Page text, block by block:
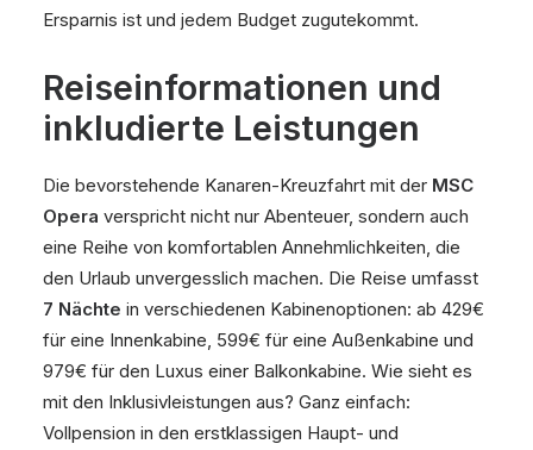
Ersparnis ist und jedem Budget zugutekommt.
Reiseinformationen und
inkludierte Leistungen
Die bevorstehende Kanaren-Kreuzfahrt mit der MSC
Opera verspricht nicht nur Abenteuer, sondern auch
eine Reihe von komfortablen Annehmlichkeiten, die
den Urlaub unvergesslich machen. Die Reise umfasst
7 Nächte in verschiedenen Kabinenoptionen: ab 429€
für eine Innenkabine, 599€ für eine Außenkabine und
979€ für den Luxus einer Balkonkabine. Wie sieht es
mit den Inklusivleistungen aus? Ganz einfach:
Vollpension in den erstklassigen Haupt- und